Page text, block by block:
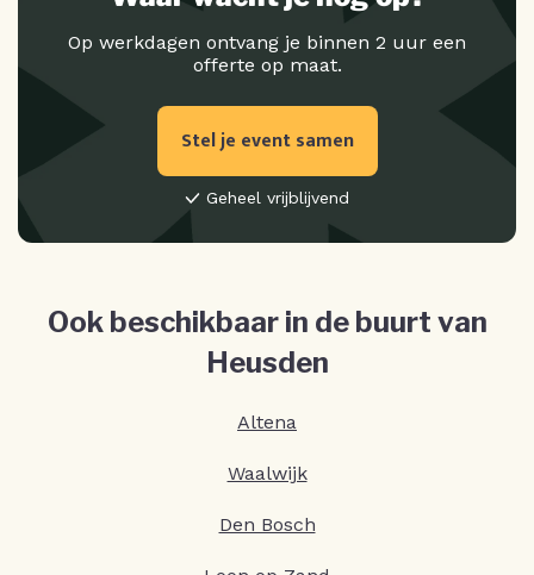
Op werkdagen ontvang je binnen 2 uur een
offerte op maat.
Stel je event samen
Geheel vrijblijvend
Ook beschikbaar in de buurt van
Heusden
Altena
Waalwijk
Den Bosch